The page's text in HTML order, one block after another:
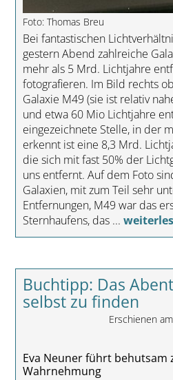
Foto: Thomas Breu
Bei fantastischen
gestern Abend zahlreiche
mehr als 5 Mrd. Lichtjahre
fotografieren. Im Bild rechts
Galaxie M49 (sie ist relativ
und etwa 60 Mio Lichtjahre
eingezeichnete Stelle, in der
erkennt ist eine 8,3 Mrd.
die sich mit fast 50% der
uns entfernt. Auf dem Foto
Galaxien, mit zum Teil sehr
Entfernungen, M49 war das
Sternhaufens, das ...
Buchtipp: Das
selbst zu finden
Erschienen
Eva Neuner führt behutsam
Wahrnehmung